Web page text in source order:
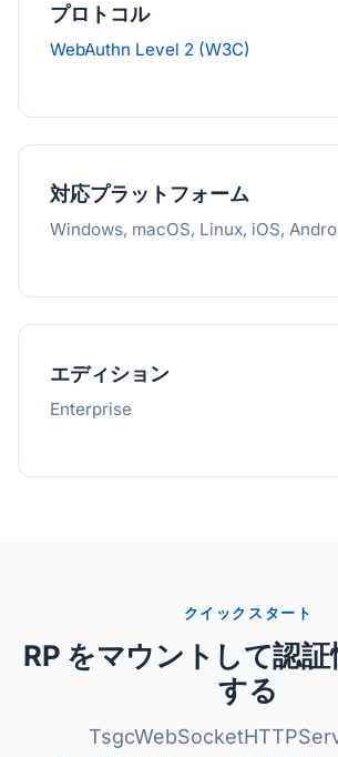
プロトコル
WebAuthn Level 2 (W3C)
対応プラットフォーム
Windows, macOS, Linux, iOS,
エディション
Enterprise
クイックスタート
RP をマウントして認
する